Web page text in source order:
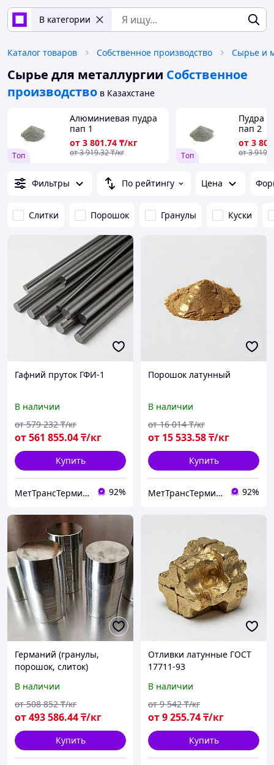
В категории
Каталог товаров Собственное производство Сырье и
Сырье для металлургии Собственное
производство в Казахстане
Tоп
Алюминиевая пудра
пап 1
от 3 801.74 ₸/кг
от3 919.32₸/кг Tоп
Пудра
пап 2
от 3 801
от3 919
Фильтры По рейтингу Цена
Слитки Порошок Гранулы Куски
Гафний пруток ГФИ-1
В наличии
от561 855.04₸/кг
от 579 232 ₸/кг
Купить
МетТрансТерминал 92%
Порошок латунный
В наличии
от 15 533.58₸/кг
от 16 014 ₸/кг
Купить
МетТрансТерминал 92%
Германий (гранулы,
порошок, слиток)
В наличии
от493 586.44₸/кг
от 508 852 ₸/кг
Купить
Отливки латунные ГОСТ
17711-93
В наличии
от9 255.74₸/кг
от 9 542 ₸/кг
Купить